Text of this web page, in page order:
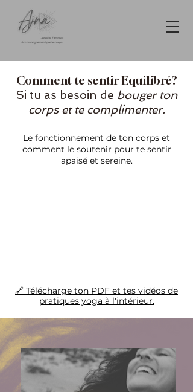
Comment te sentir Equilibré?
Si tu as besoin de bouger ton
corps et te complimenter.
Le fonctionnement de ton corps et
comment le soutenir pour te sentir
apaisé et sereine.
🔗 Télécharge ton PDF et tes vidéos de
pratiques yoga à l'intérieur.